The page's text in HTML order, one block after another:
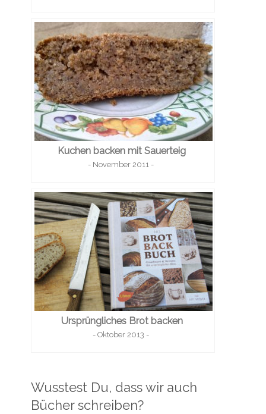
Kuchen backen mit Sauerteig
- November 2011 -
Ursprüngliches Brot backen
- Oktober 2013 -
Wusstest Du, dass wir auch
Bücher schreiben?